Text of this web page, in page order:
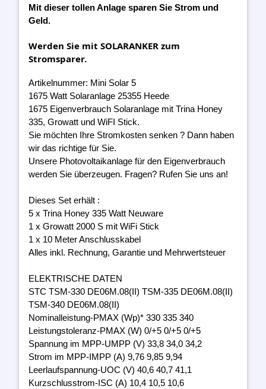
Mit dieser tollen Anlage sparen Sie Strom und
Geld.
Werden Sie mit SOLARANKER zum
Stromsparer.
Artikelnummer: Mini Solar 5
1675 Watt Solaranlage 25355 Heede
1675 Eigenverbrauch Solaranlage mit Trina Honey
335, Growatt und WiFI Stick.
Sie möchten Ihre Stromkosten senken ? Dann haben
wir das richtige für Sie.
Unsere Photovoltaikanlage für den Eigenverbrauch
werden Sie überzeugen. Fragen? Rufen Sie uns an!
Dieses Set erhält :
5 x Trina Honey 335 Watt Neuware
1 x Growatt 2000 S mit WiFi Stick
1 x 10 Meter Anschlusskabel
Alles inkl. Rechnung, Garantie und Mehrwertsteuer
ELEKTRISCHE DATEN
STC TSM-330 DE06M.08(II) TSM-335 DE06M.08(II)
TSM-340 DE06M.08(II)
Nominalleistung-PMAX (Wp)* 330 335 340
Leistungstoleranz-PMAX (W) 0/+5 0/+5 0/+5
Spannung im MPP-UMPP (V) 33,8 34,0 34,2
Strom im MPP-IMPP (A) 9,76 9,85 9,94
Leerlaufspannung-UOC (V) 40,6 40,7 41,1
Kurzschlusstrom-ISC (A) 10,4 10,5 10,6